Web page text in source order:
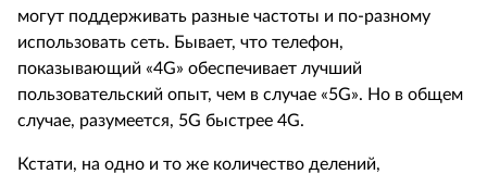
могут поддерживать разные частоты и по-разному
использовать сеть. Бывает, что телефон,
показывающий «4G» обеспечивает лучший
пользовательский опыт, чем в случае «5G». Но в общем
случае, разумеется, 5G быстрее 4G.
Кстати, на одно и то же количество делений,